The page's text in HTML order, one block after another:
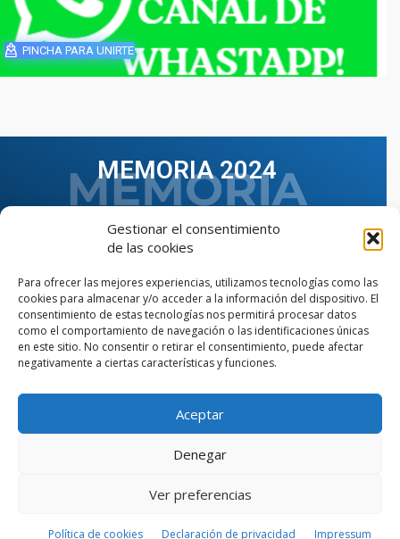
Gestionar el consentimiento
de las cookies
Para ofrecer las mejores experiencias, utilizamos tecnologías como las
cookies para almacenar y/o acceder a la información del dispositivo. El
consentimiento de estas tecnologías nos permitirá procesar datos
como el comportamiento de navegación o las identificaciones únicas
en este sitio. No consentir o retirar el consentimiento, puede afectar
negativamente a ciertas características y funciones.
Aceptar
Denegar
Ver preferencias
Política de cookies Declaración de privacidad Impressum
PINCHA PARA UNIRTE
MEMORIA 2024
VER TODAS LAS MEMORIAS
© Copyright © 2023 AIIAOC - Asociación Territorial de
Ingenieros Industriales de Andalucía Occidental. Página
AIIAOC.